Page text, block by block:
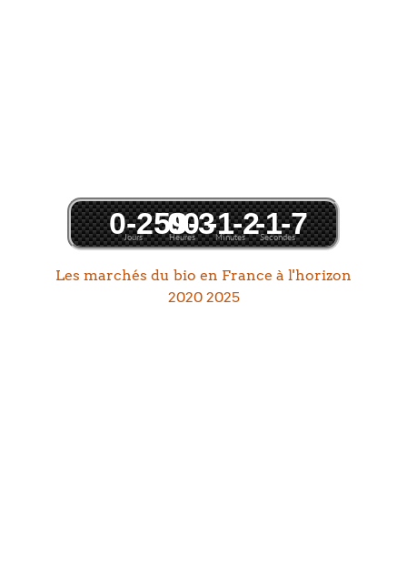
Jours
0-259-3
Heures
00 Minutes
-1-2Secondes
-1-7
Les marchés du bio en France à l'horizon
2020 2025